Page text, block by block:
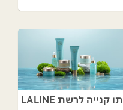
תו קנייה לרשת LALINE